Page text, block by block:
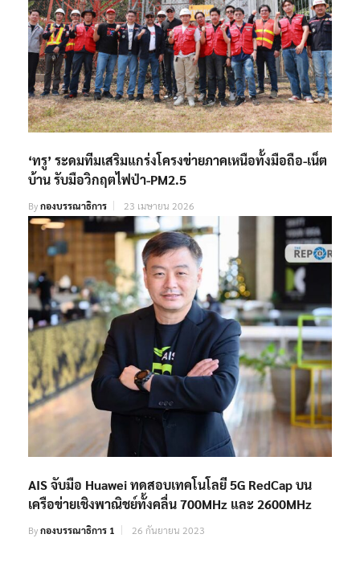
‘ทรู’ ระดมทีมเสริมแกร่งโครงข่ายภาคเหนือทั้งมือถือ-เน็ต
บ้าน รับมือวิกฤตไฟป่า-PM2.5
Byกองบรรณาธิการ 23 เมษายน 2026
AIS จับมือ Huawei ทดสอบเทคโนโลยี 5G RedCap บน
เครือข่ายเชิงพาณิชย์ทั้งคลื่น 700MHz และ 2600MHz
Byกองบรรณาธิการ 1 26 กันยายน 2023